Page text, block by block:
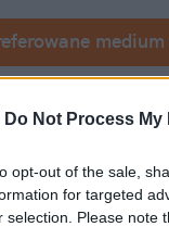
Do Not Process
opt-out of the sale,
for targeted
selection. Please note
się na